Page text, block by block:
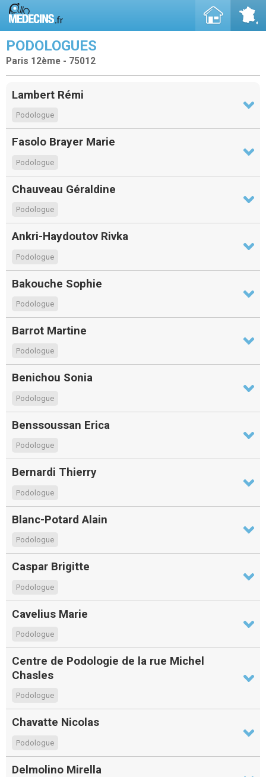
PODOLOGUES
Paris 12ème - 75012
Lambert Rémi
Podologue
Fasolo Brayer Marie
Podologue
Chauveau Géraldine
Podologue
Ankri-Haydoutov Rivka
Podologue
Bakouche Sophie
Podologue
Barrot Martine
Podologue
Benichou Sonia
Podologue
Benssoussan Erica
Podologue
Bernardi Thierry
Podologue
Blanc-Potard Alain
Podologue
Caspar Brigitte
Podologue
Cavelius Marie
Podologue
Centre de Podologie de la rue Michel
Chasles
Podologue
Chavatte Nicolas
Podologue
Delmolino Mirella